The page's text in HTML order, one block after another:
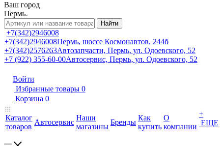
Ваш город
Пермь
Найти
+7(342)2946008
+7(342)2946008Пермь, шоссе Космонавтов, 244б
+7(342)2576263Автозапчасти, Пермь, ул. Одоевского, 52
+7 (922) 355-60-00Автосервис, Пермь, ул. Одоевского, 52
Войти
Избранные товары 0
Корзина 0
Каталог
товаров
Автосервис
Наши
магазины
Бренды
Как
купить
О
компании
+
ЕЩЕ